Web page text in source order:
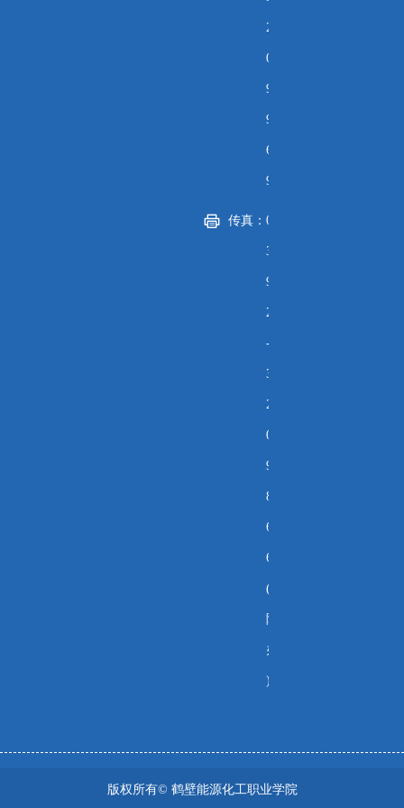
2
0
9
9
6
9
传真： 0
3
9
2
-
3
2
0
9
8
6
6
(
院
办
)
版权所有© 鹤壁能源化工职业学院